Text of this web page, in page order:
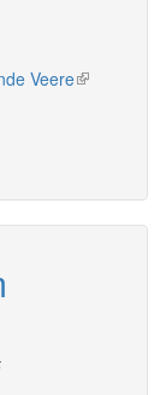
Veere(link